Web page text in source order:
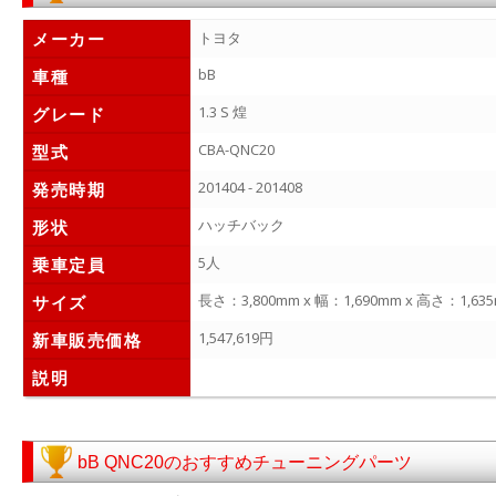
メーカー トヨタ
車種 bB
グレード 1.3 S 煌
型式 CBA-QNC20
発売時期 201404 - 201408
形状 ハッチバック
乗車定員 5人
サイズ 長さ：3,800mm x 幅：1,690mm x 高さ：
新車販売価格 1,547,619円
説明
bB QNC20のおすすめチューニングパーツ